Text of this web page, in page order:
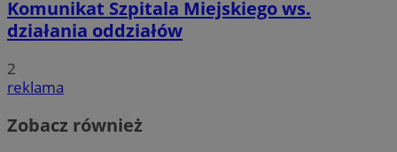
Komunikat Szpitala Miejskiego ws.
działania oddziałów
2
reklama
Zobacz również